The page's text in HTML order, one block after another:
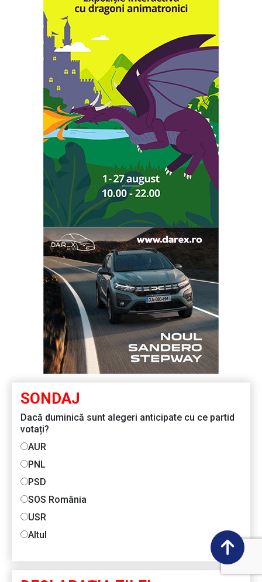
SONDAJ
Dacă duminică sunt alegeri anticipate cu ce partid
votați?
AUR
PNL
PSD
SOS România
USR
Altul